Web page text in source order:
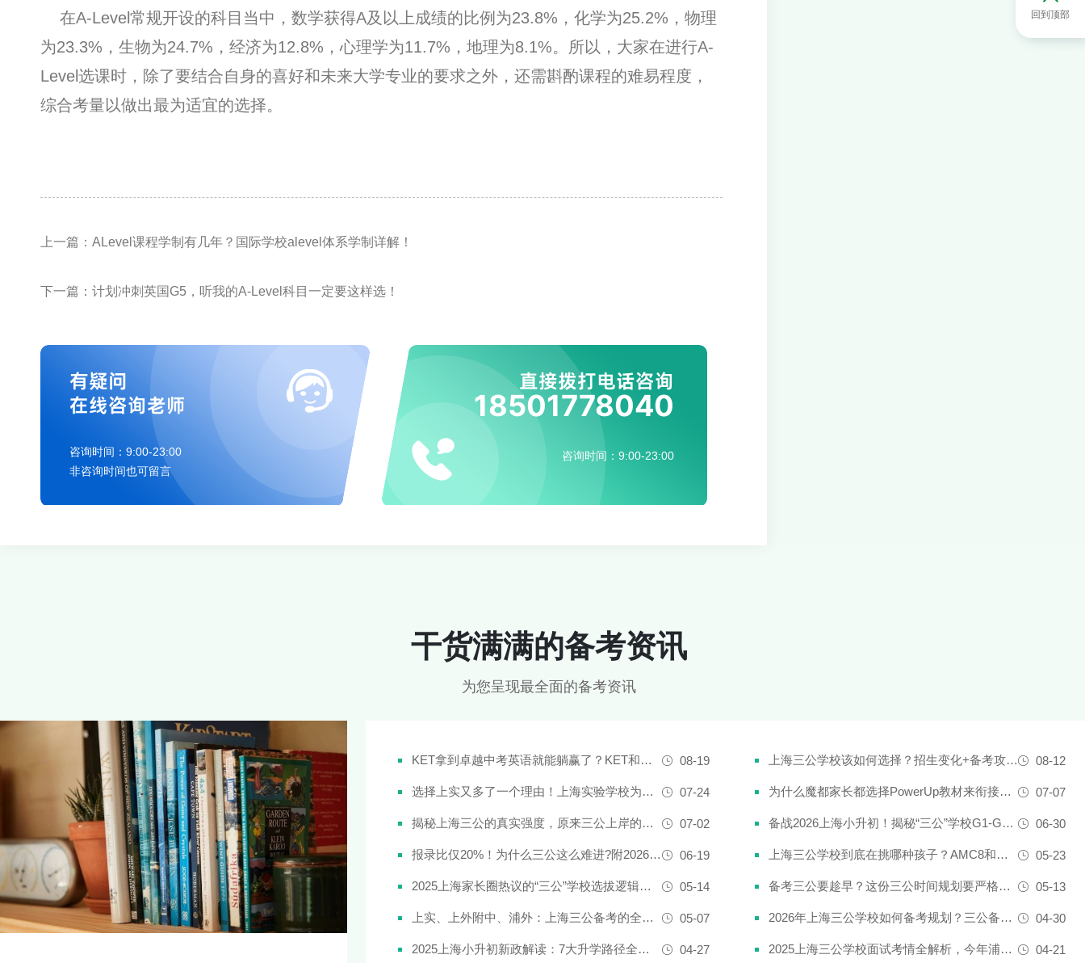
在A-Level常规开设的科目当中，数学获得A及以上成绩的比例为23.8%，化学为25.2%，物理
为23.3%，生物为24.7%，经济为12.8%，心理学为11.7%，地理为8.1%。所以，大家在进行A-
Level选课时，除了要结合自身的喜好和未来大学专业的要求之外，还需斟酌课程的难易程度，
综合考量以做出最为适宜的选择。
上一篇：ALevel课程学制有几年？国际学校alevel体系学制详解！
下一篇：计划冲刺英国G5，听我的A-Level科目一定要这样选！
有疑问
在线咨询老师
咨询时间：9:00-23:00
非咨询时间也可留言
直接拨打电话咨询
18501778040
咨询时间：9:00-23:00
干货满满的备考资讯
为您呈现最全面的备考资讯
KET拿到卓越中考英语就能躺赢了？KET和中考英语真实难度对比 08-19 上海三公学校该如何选择？招生变化+备考攻略一次说清！ 08-12
选择上实又多了一个理由！上海实验学校为什么是“三公天花板”？ 07-24 为什么魔都家长都选择PowerUp教材来衔接英语新课改？ 07-07
揭秘上海三公的真实强度，原来三公上岸的娃都有这些证书! 07-02 备战2026上海小升初！揭秘“三公”学校G1-G5全阶段规划攻略 06-30
报录比仅20%！为什么三公这么难进?附2026三公备考攻略 06-19 上海三公学校到底在挑哪种孩子？AMC8和小托福真是“硬通货”吗？ 05-23
2025上海家长圈热议的“三公”学校选拔逻辑解析，家长必看！ 05-14 备考三公要趁早？这份三公时间规划要严格执行了！ 05-13
上实、上外附中、浦外：上海三公备考的全面规划建议都在这里了！ 05-07 2026年上海三公学校如何备考规划？三公备考一文详解！ 04-30
2025上海小升初新政解读：7大升学路径全解析 04-27 2025上海三公学校面试考情全解析，今年浦外的题太简单了...... 04-21
回到顶部